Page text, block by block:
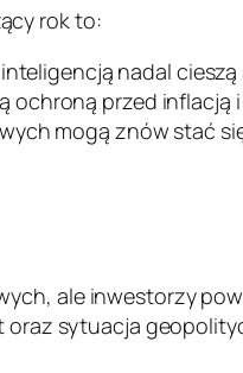
rok to:
nadal
ochroną przed inflacją
mogą znów stać
ale inwestorzy
sytuacja